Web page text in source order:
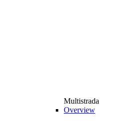
Multistrada
Overview